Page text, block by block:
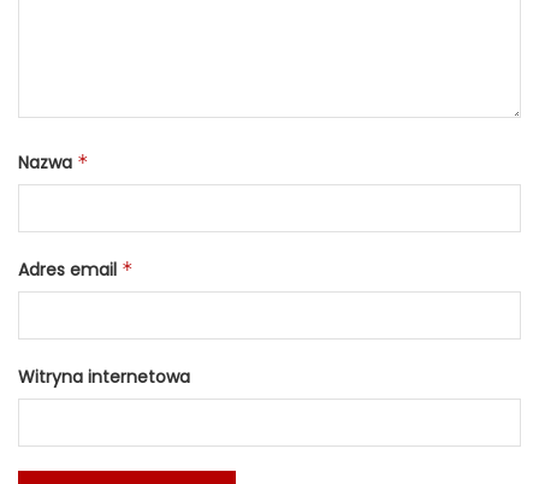
Nazwa *
Adres email *
Witryna internetowa